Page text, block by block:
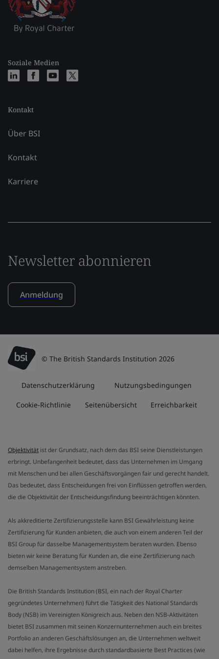
Soziale Medien
Kontakt
Über BSI
Kontakt
Karriere
Newsletter abonnieren
Anmeldung
© The British Standards Institution 2026
Datenschutzerklärung Nutzungsbedingungen
Cookie-Richtlinie Seitenübersicht Erreichbarkeit
Objektivität ist der Grundsatz, nach dem das BSI seine Dienstleistungen
erbringt. Unbefangenheit bedeutet, dass das Unternehmen im Umgang
mit Menschen und bei allen Geschäftsvorgängen fair und gerecht handelt.
Das bedeutet, dass Entscheidungen frei von Einflüssen getroffen werden,
die die Objektivität der Entscheidungsfindung beeinträchtigen könnten.
Als akkreditierte Zertifizierungsstelle kann BSI Gewährleistung keine
Zertifizierung für Kunden anbieten, die auch von einem anderen Teil der
BSI Group für dasselbe Managementsystem beraten wurden. Ebenso
bieten wir keine Beratung für Kunden an, die eine Zertifizierung nach
demselben Managementsystem anstreben.
Die British Standards Institution (BSI, ein nach der Royal Charter
gegründetes Unternehmen) führt die Tätigkeit des National Standards
Body (NSB) im Vereinigten Königreich aus. Neben den NSB-Aktivitäten
bietet BSI zusammen mit seinen Konzernunternehmen auch ein breites
Portfolio an anderen Geschäftslösungen an, die Unternehmen weltweit
dabei helfen, ihre Ergebnisse durch standardbasierte Best Practices (wie